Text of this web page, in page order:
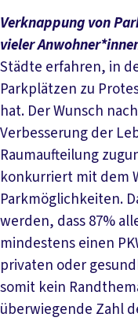
Verknappung von
vieler
Städte erfahren, in
Parkplätzen zu
hat. Der Wunsch
Verbesserung der
Raumaufteilung
konkurriert mit dem
Parkmöglichkeiten.
werden, dass 87%
mindestens einen
privaten oder
somit kein
überwiegende Zahl